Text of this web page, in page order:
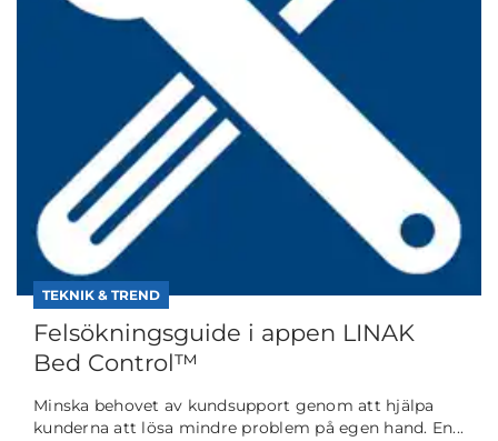
TEKNIK & TREND
Felsökningsguide i appen LINAK
Bed Control™
Minska behovet av kundsupport genom att hjälpa
kunderna att lösa mindre problem på egen hand. En...